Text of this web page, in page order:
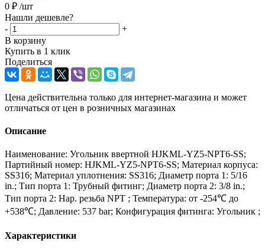
0 ₽ /шт
Нашли дешевле?
-
+
В корзину
Купить в 1 клик
Поделиться
Цена действительна только для интернет-магазина и может
отличаться от цен в розничных магазинах
Описание
Наименование: Угольник ввертной HJKML-YZ5-NPT6-SS;
Партийный номер: HJKML-YZ5-NPT6-SS; Материал корпуса:
SS316; Материал уплотнения: SS316; Диаметр порта 1: 5/16
in.; Тип порта 1: Трубный фитинг; Диаметр порта 2: 3/8 in.;
Тип порта 2: Нар. резьба NPT ; Температура: от -254℃ до
+538℃; Давление: 537 bar; Конфигурация фитинга: Угольник ;
Характеристики